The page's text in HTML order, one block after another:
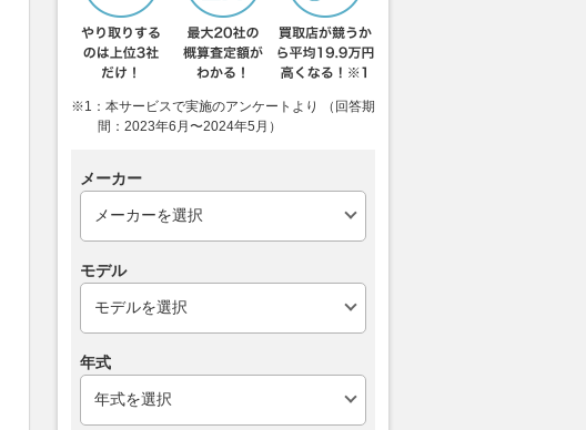
※1：本サービスで実施のアンケートより （回答期
間：2023年6月〜2024年5月）
メーカー
モデル
年式